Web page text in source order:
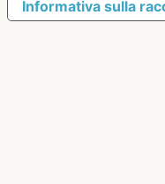
Informativa sulla